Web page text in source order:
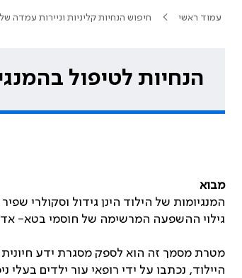
עמוד ראשי חיפוש הנחיות קליניות וניירות עמדה
הנחיות לטיפול
מבוא
המנגיומות של הילוד הינן גידול וסקולרי
גילוי ההשפעה המרשימה של חוסמי בטא-
מטרת מסמך זה הוא לספק מסגרת ידע חיונית
היילוד, נכתבו על ידי רופאי עור ילדים